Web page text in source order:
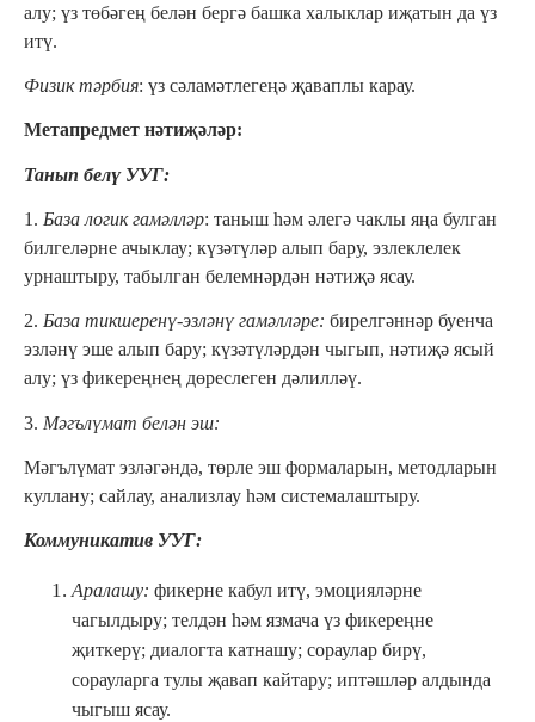
алу; үз төбәгең белән бергә башка халыклар иҗатын да үз
итү.
Физик тәрбия: үз сәламәтлегеңә җаваплы карау.
Метапредмет нәтиҗәләр:
Танып белү УУГ:
1. База логик гамәлләр: таныш һәм әлегә чаклы яңа булган
билгеләрне ачыклау; күзәтүләр алып бару, эзлеклелек
урнаштыру, табылган белемнәрдән нәтиҗә ясау.
2. База тикшеренү-эзләнү гамәлләре: бирелгәннәр буенча
эзләнү эше алып бару; күзәтүләрдән чыгып, нәтиҗә ясый
алу; үз фикереңнең дөреслеген дәлилләү.
3. Мәгълүмат белән эш:
Мәгълүмат эзләгәндә, төрле эш формаларын, методларын
куллану; сайлау, анализлау һәм системалаштыру.
Коммуникатив УУГ:
Аралашу: фикерне кабул итү, эмоцияләрне
чагылдыру; телдән һәм язмача үз фикереңне
җиткерү; диалогта катнашу; сораулар бирү,
сорауларга тулы җавап кайтару; иптәшләр алдында
чыгыш ясау.